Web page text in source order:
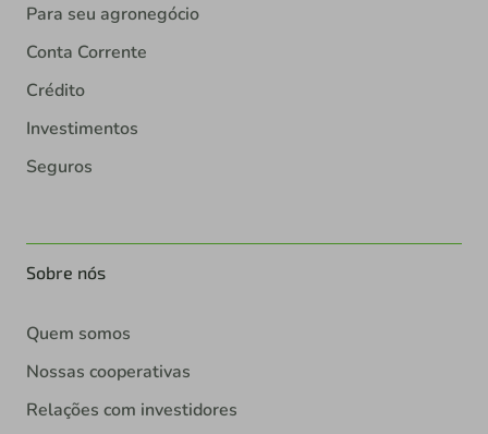
Para seu agronegócio
Conta Corrente
Crédito
Investimentos
Seguros
Sobre nós
Quem somos
Nossas cooperativas
Relações com investidores